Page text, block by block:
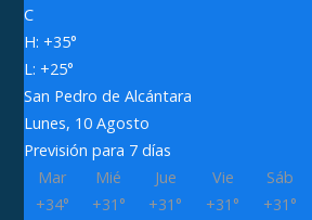
C
H: +35°
L: +25°
San Pedro de Alcántara
Lunes, 10 Agosto
Previsión para 7 días
Mar
Mié Jue Vie Sáb
+34° +31° +31° +31° +31°